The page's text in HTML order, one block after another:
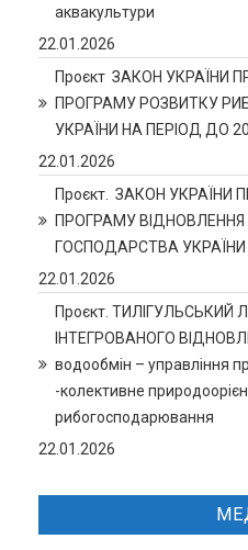
аквакультури
22.01.2026
Проєкт ЗАКОН УКРАЇНИ
ПРОГРАМУ РОЗВИТКУ
УКРАЇНИ НА ПЕРІОД ДО
22.01.2026
Проєкт. ЗАКОН УКРАЇНИ
ПРОГРАМУ
ГОСПОДАРСТВА
22.01.2026
Проєкт. ТИЛІГУЛЬСЬКИЙ
ІНТЕГРОВАНОГО
водообмін – управління
-колективне
рибогосподарювання
22.01.2026